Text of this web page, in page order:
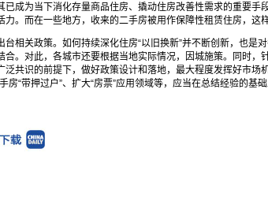
已成为当下消化存量商品住房、撬动住房改善性需求的重要手
力。而在一些地方，收来的二手房被用作保障性租赁住房，这
台相关政策。如何持续深化住房“以旧换新”并不断创新，也是
合。对此，各城市还要根据当地实际情况，因城施策。同时，
泛共识的前提下，做好政策设计和落地，最大程度发挥好市场
房“带押过户”、扩大“房票”应用领域等，应当在总结经验的基